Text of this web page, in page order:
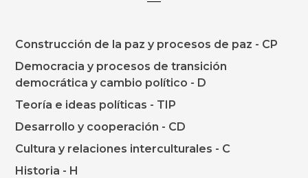
Construcción de la paz y procesos de paz - CP
Democracia y procesos de transición
democrática y cambio político - D
Teoría e ideas políticas - TIP
Desarrollo y cooperación - CD
Cultura y relaciones interculturales - C
Historia - H